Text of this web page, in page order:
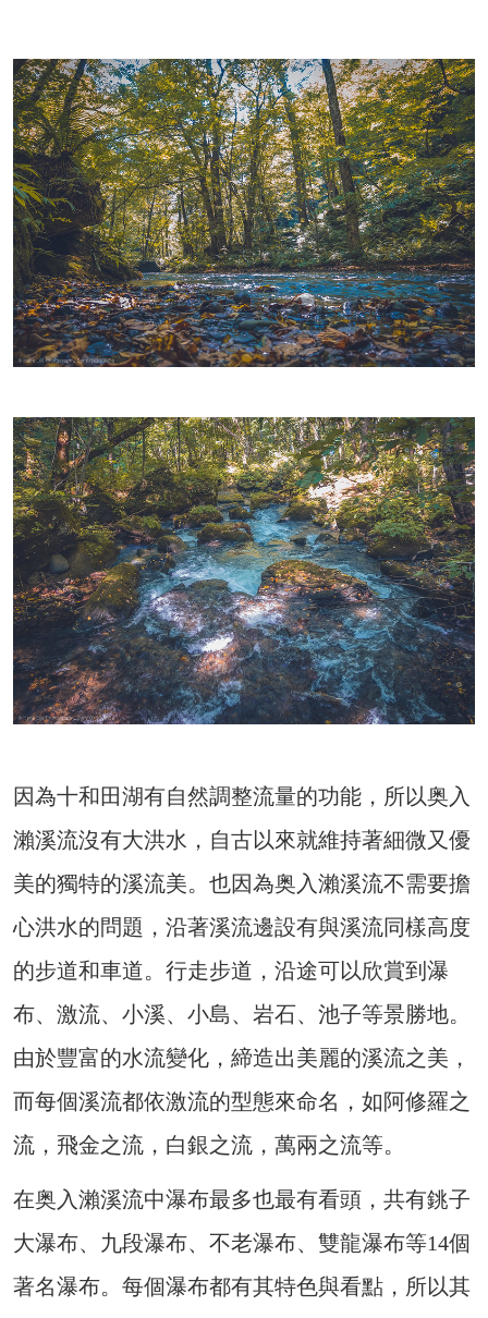
因為十和田湖有自然調整流量的功能，所以奥入
瀨溪流沒有大洪水，自古以來就維持著細微又優
美的獨特的溪流美。也因為奥入瀨溪流不需要擔
心洪水的問題，沿著溪流邊設有與溪流同樣高度
的步道和車道。行走步道，沿途可以欣賞到瀑
布、激流、小溪、小島、岩石、池子等景勝地。
由於豐富的水流變化，締造出美麗的溪流之美，
而每個溪流都依激流的型態來命名，如阿修羅之
流，飛金之流，白銀之流，萬兩之流等。
在奥入瀨溪流中瀑布最多也最有看頭，共有銚子
大瀑布、九段瀑布、不老瀑布、雙龍瀑布等14個
著名瀑布。每個瀑布都有其特色與看點，所以其